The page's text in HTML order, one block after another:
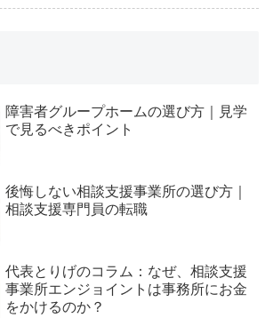
障害者グループホームの選び方｜見学
で見るべきポイント
後悔しない相談支援事業所の選び方｜
相談支援専門員の転職
代表とりげのコラム：なぜ、相談支援
事業所エンジョイントは事務所にお金
をかけるのか？